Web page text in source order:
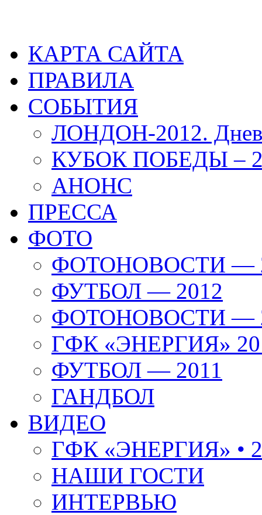
КАРТА САЙТА
ПРАВИЛА
СОБЫТИЯ
ЛОНДОН-2012.
КУБОК ПОБЕДЫ –
АНОНС
ПРЕССА
ФОТО
ФОТОНОВОСТИ —
ФУТБОЛ — 2012
ФОТОНОВОСТИ —
ГФК «ЭНЕРГИЯ»
ФУТБОЛ — 2011
ГАНДБОЛ
ВИДЕО
ГФК «ЭНЕРГИЯ» •
НАШИ ГОСТИ
ИНТЕРВЬЮ